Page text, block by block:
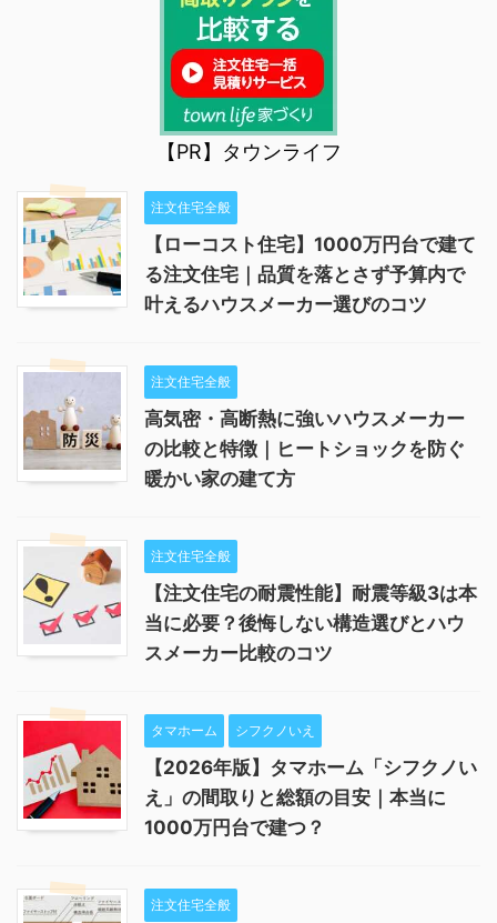
【PR】タウンライフ
注文住宅全般
【ローコスト住宅】1000万円台で建て
る注文住宅｜品質を落とさず予算内で
叶えるハウスメーカー選びのコツ
注文住宅全般
高気密・高断熱に強いハウスメーカー
の比較と特徴｜ヒートショックを防ぐ
暖かい家の建て方
注文住宅全般
【注文住宅の耐震性能】耐震等級3は本
当に必要？後悔しない構造選びとハウ
スメーカー比較のコツ
タマホーム シフクノいえ
【2026年版】タマホーム「シフクノい
え」の間取りと総額の目安｜本当に
1000万円台で建つ？
注文住宅全般